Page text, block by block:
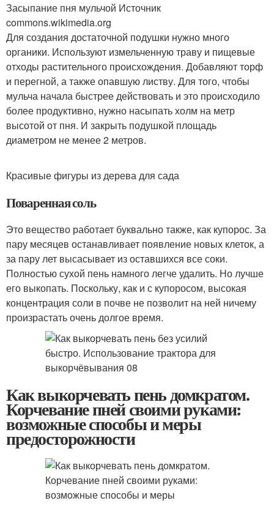
Засыпание пня мульчой Источник
commons.wikimedia.org
Для создания достаточной подушки нужно много
органики. Используют измельченную траву и пищевые
отходы растительного происхождения. Добавляют торф
и перегной, а также опавшую листву. Для того, чтобы
мульча начала быстрее действовать и это происходило
более продуктивно, нужно насыпать холм на метр
высотой от пня. И закрыть подушкой площадь
диаметром не менее 2 метров.
Красивые фигуры из дерева для сада
Поваренная соль
Это вещество работает буквально также, как купорос. За
пару месяцев останавливает появление новых клеток, а
за пару лет высасывает из оставшихся все соки.
Полностью сухой пень намного легче удалить. Но лучше
его выкопать. Поскольку, как и с купоросом, высокая
концентрация соли в почве не позволит на ней ничему
произрастать очень долгое время.
Как выкорчевать пень домкратом.
Корчевание пней своими руками:
возможные способы и меры
предосторожности